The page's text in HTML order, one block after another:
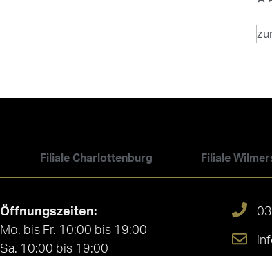
Filiale Charlottenburg Filiale
Öffnungszeiten:
Mo. bis Fr. 10:00 bis 19:00
Sa. 10:00 bis 19:00